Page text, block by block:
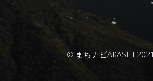
© まちナビAKASHI 2021